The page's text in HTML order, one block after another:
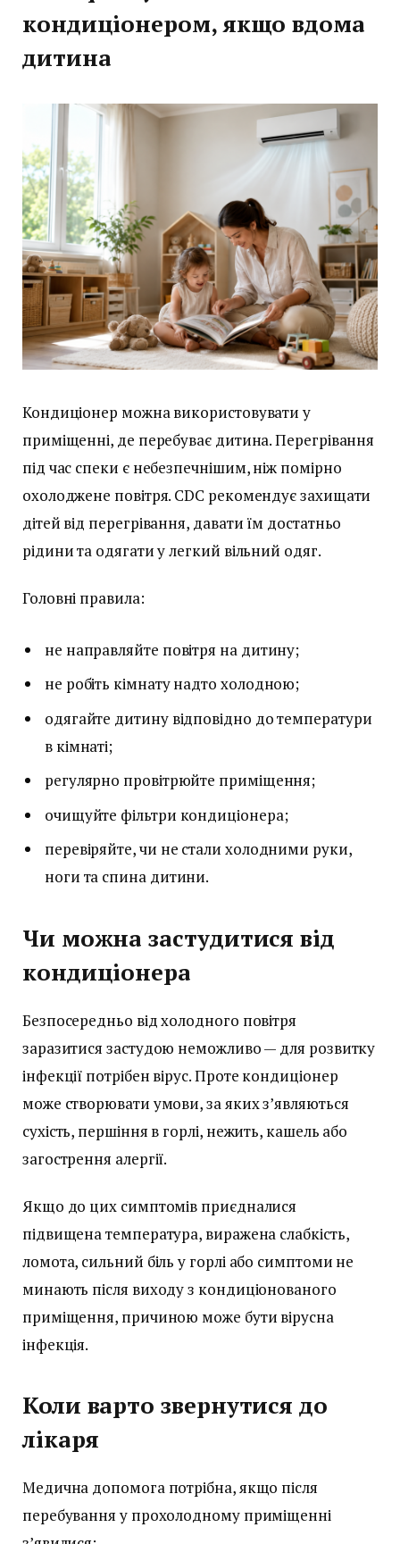
кондиціонером, якщо вдома
дитина
Кондиціонер можна використовувати у
приміщенні, де перебуває дитина. Перегрівання
під час спеки є небезпечнішим, ніж помірно
охолоджене повітря. CDC рекомендує захищати
дітей від перегрівання, давати їм достатньо
рідини та одягати у легкий вільний одяг.
Головні правила:
не направляйте повітря на дитину;
не робіть кімнату надто холодною;
одягайте дитину відповідно до температури
в кімнаті;
регулярно провітрюйте приміщення;
очищуйте фільтри кондиціонера;
перевіряйте, чи не стали холодними руки,
ноги та спина дитини.
Чи можна застудитися від
кондиціонера
Безпосередньо від холодного повітря
заразитися застудою неможливо — для розвитку
інфекції потрібен вірус. Проте кондиціонер
може створювати умови, за яких з’являються
сухість, першіння в горлі, нежить, кашель або
загострення алергії.
Якщо до цих симптомів приєдналися
підвищена температура, виражена слабкість,
ломота, сильний біль у горлі або симптоми не
минають після виходу з кондиціонованого
приміщення, причиною може бути вірусна
інфекція.
Коли варто звернутися до
лікаря
Медична допомога потрібна, якщо після
перебування у прохолодному приміщенні